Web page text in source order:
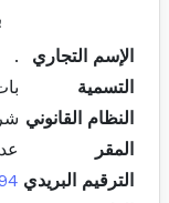
الإسم التجاري
.
التسمية
النظام القانوني
المقر
عد50د تقسيم الورود حي الرفاهة منيهلة
الترقيم البريدي